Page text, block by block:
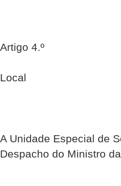
Artigo 4.º
Local
A Unidade Especial de
Despacho do Ministro